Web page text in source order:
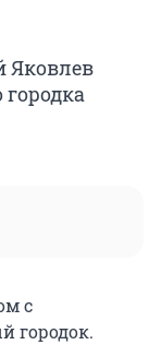
Яковлев
с
городок.